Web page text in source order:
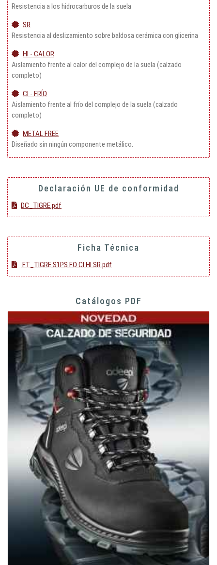
Resistencia a los hidrocarburos de la suela
SR
Resistencia al deslizamiento sobre baldosa cerámica con glicerina
HI - CALOR
Aislamiento frente al calor del complejo de la suela (calzado
completo)
CI - FRÍO
Aislamiento frente al frío del complejo de la suela (calzado
completo)
METAL FREE
Diseñado sin ningún componente metálico.
Declaración UE de conformidad
DC_TIGRE.pdf
Ficha Técnica
FT_TIGRE S1PS FO CI HI SR.pdf
Catálogos PDF